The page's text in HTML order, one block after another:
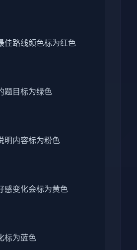
佳路线颜色标为红色
题目标为绿色
明内容标为粉色
感变化会标为黄色
标为蓝色